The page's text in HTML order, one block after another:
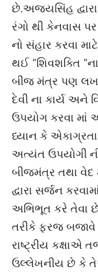
છે.અજયસિંહ
રંગો થી કેનવાસ
નો સંહાર કરવા
થઈ “શિવશક્તિ
બીજ મંત્ર પણ
દેવી ના કાર્ય અને
ઉપયોગ કરવા માં
ધ્યાન કે એકાગ્રતા
અત્યંત ઉપયોગી
બીજમંત્ર તથા વેદ
દ્વારા સર્જન
અભિભૂત કરે તેવા
તરીકે ફરજ બજાવે
રાષ્ટ્રીય કક્ષાએ
ઉલ્લેખનીય છે કે